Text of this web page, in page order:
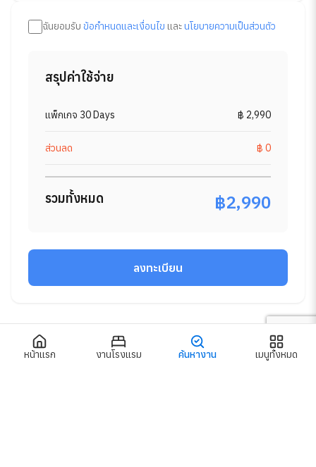
ฉันยอมรับ ข้อกำหนดและเงื่อนไข และนโยบายความเป็นส่วนตัว
สรุปค่าใช้จ่าย
แพ็กเกจ 30 Days ฿ 2,990
ส่วนลด ฿ 0
รวมทั้งหมด ฿2,990
ลงทะเบียน
หน้าแรก งานโรงแรม ค้นหางาน เมนูทั้งหมด